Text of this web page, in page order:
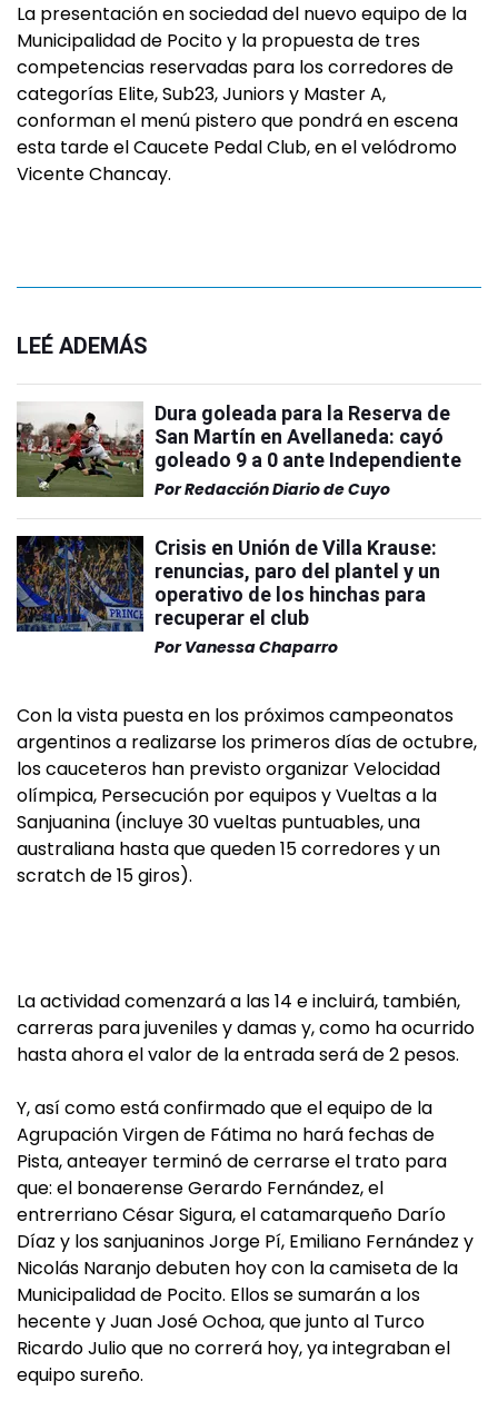
La presentación en sociedad del nuevo equipo de la
Municipalidad de Pocito y la propuesta de tres
competencias reservadas para los corredores de
categorías Elite, Sub23, Juniors y Master A,
conforman el menú pistero que pondrá en escena
esta tarde el Caucete Pedal Club, en el velódromo
Vicente Chancay.
LEÉ ADEMÁS
Dura goleada para la Reserva de
San Martín en Avellaneda: cayó
goleado 9 a 0 ante Independiente
PorRedacción Diario de Cuyo
Crisis en Unión de Villa Krause:
renuncias, paro del plantel y un
operativo de los hinchas para
recuperar el club
Por Vanessa Chaparro
Con la vista puesta en los próximos campeonatos
argentinos a realizarse los primeros días de octubre,
los cauceteros han previsto organizar Velocidad
olímpica, Persecución por equipos y Vueltas a la
Sanjuanina (incluye 30 vueltas puntuables, una
australiana hasta que queden 15 corredores y un
scratch de 15 giros).
La actividad comenzará a las 14 e incluirá, también,
carreras para juveniles y damas y, como ha ocurrido
hasta ahora el valor de la entrada será de 2 pesos.
Y, así como está confirmado que el equipo de la
Agrupación Virgen de Fátima no hará fechas de
Pista, anteayer terminó de cerrarse el trato para
que: el bonaerense Gerardo Fernández, el
entrerriano César Sigura, el catamarqueño Darío
Díaz y los sanjuaninos Jorge Pí, Emiliano Fernández y
Nicolás Naranjo debuten hoy con la camiseta de la
Municipalidad de Pocito. Ellos se sumarán a los
hecente y Juan José Ochoa, que junto al Turco
Ricardo Julio que no correrá hoy, ya integraban el
equipo sureño.